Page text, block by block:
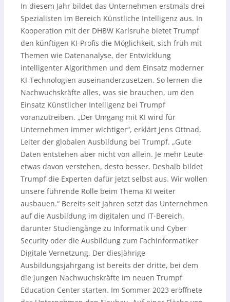
In diesem Jahr bildet das Unternehmen erstmals drei
Spezialisten im Bereich Künstliche Intelligenz aus. In
Kooperation mit der DHBW Karlsruhe bietet Trumpf
den künftigen KI-Profis die Möglichkeit, sich früh mit
Themen wie Datenanalyse, der Entwicklung
intelligenter Algorithmen und dem Einsatz moderner
KI-Technologien auseinanderzusetzen. So lernen die
Nachwuchskräfte alles, was sie brauchen, um den
Einsatz Künstlicher Intelligenz bei Trumpf
voranzutreiben. „Der Umgang mit KI wird für
Unternehmen immer wichtiger“, erklärt Jens Ottnad,
Leiter der globalen Ausbildung bei Trumpf. „Gute
Daten entstehen aber nicht von allein. Je mehr Leute
etwas davon verstehen, desto besser. Deshalb bildet
Trumpf die Experten dafür jetzt selbst aus. Wir wollen
unsere führende Rolle beim Thema KI weiter
ausbauen.“ Bereits seit Jahren setzt das Unternehmen
auf die Ausbildung im digitalen und IT-Bereich,
darunter Studiengänge zu Informatik und Cyber
Security oder die Ausbildung zum Fachinformatiker
Digitale Vernetzung. Der diesjährige
Ausbildungsjahrgang ist bereits der dritte, bei dem
die jungen Nachwuchskräfte im neuen Trumpf
Education Center starten. Im Sommer 2023 eröffnete